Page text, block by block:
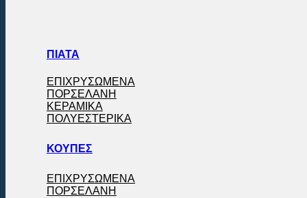
ΠΙΑΤΑ
ΕΠΙΧΡΥΣΩΜΕΝΑ
ΠΟΡΣΕΛΑΝΗ
ΚΕΡΑΜΙΚΑ
ΠΟΛΥΕΣΤΕΡΙΚΑ
ΚΟΥΠΕΣ
ΕΠΙΧΡΥΣΩΜΕΝΑ
ΠΟΡΣΕΛΑΝΗ